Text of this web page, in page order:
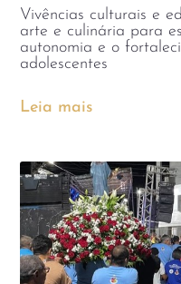
Vivências culturais e
arte e culinária para
autonomia e o
adolescentes
Leia mais